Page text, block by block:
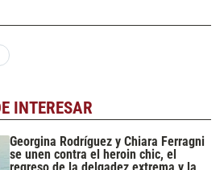
INTERESAR
Georgina Rodríguez y Chiara Ferragni
se unen contra el heroin chic, el